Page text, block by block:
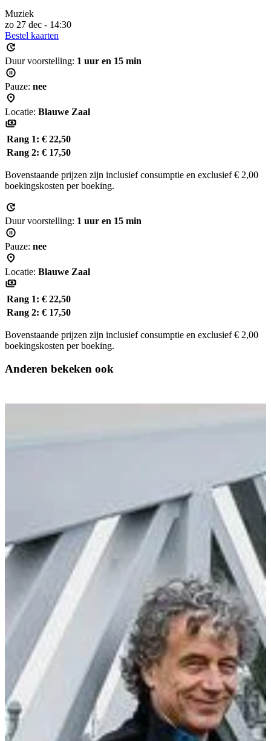
Muziek
zo 27 dec - 14:30
Bestel kaarten
Duur voorstelling: 1 uur en 15 min
Pauze: nee
Locatie: Blauwe Zaal
Rang 1: € 22,50
Rang 2: € 17,50
Bovenstaande prijzen zijn inclusief consumptie en exclusief € 2,00
boekingskosten per boeking.
Duur voorstelling: 1 uur en 15 min
Pauze: nee
Locatie: Blauwe Zaal
Rang 1: € 22,50
Rang 2: € 17,50
Bovenstaande prijzen zijn inclusief consumptie en exclusief € 2,00
boekingskosten per boeking.
Anderen bekeken ook